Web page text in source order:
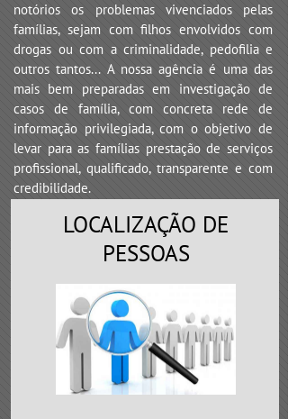
notórios os problemas vivenciados pelas
famílias, sejam com filhos envolvidos com
drogas ou com a criminalidade, pedofilia e
outros tantos... A nossa agência é uma das
mais bem preparadas em investigação de
casos de família, com concreta rede de
informação privilegiada, com o objetivo de
levar para as famílias prestação de serviços
profissional, qualificado, transparente e com
credibilidade.
LOCALIZAÇÃO DE
PESSOAS